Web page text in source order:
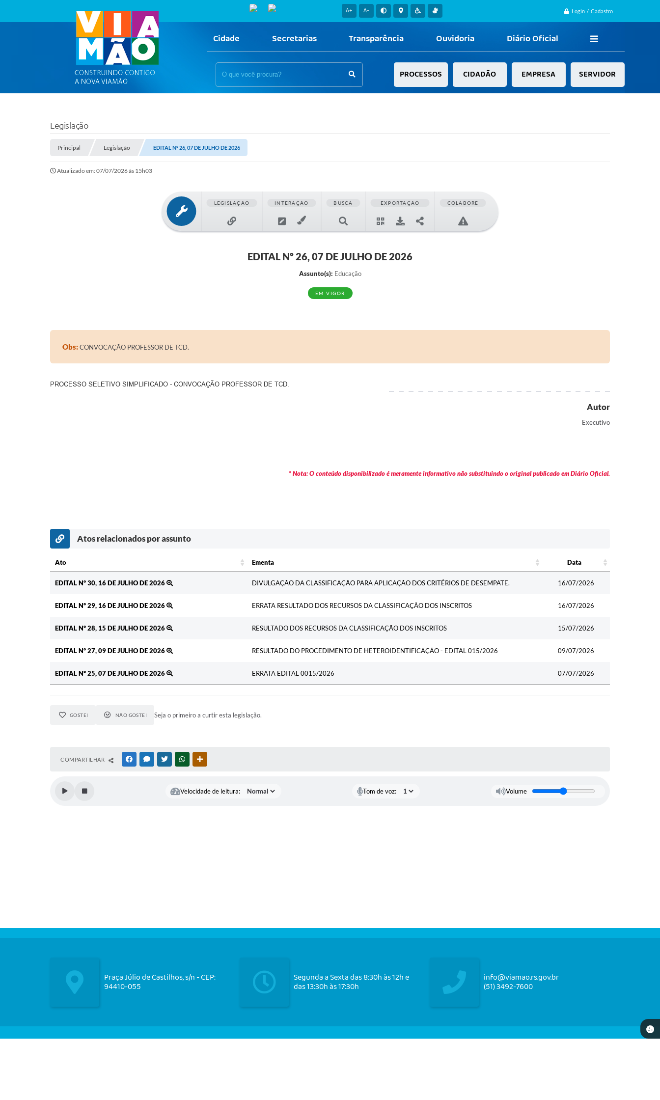
Login / Cadastro
A+ A-
Cidade Secretarias Transparência Ouvidoria Diário Oficial
PROCESSOS CIDADÃO EMPRESA SERVIDOR
Legislação
Principal Legislação EDITAL Nº 26, 07 DE JULHO DE 2026
Atualizado em: 07/07/2026 às 15h03
LEGISLAÇÃO INTERAÇÃO BUSCA EXPORTAÇÃO COLABORE
EDITAL Nº 26, 07 DE JULHO DE 2026
Assunto(s): Educação
EM VIGOR
Obs:CONVOCAÇÃO PROFESSOR DE TCD.
PROCESSO SELETIVO SIMPLIFICADO - CONVOCAÇÃO PROFESSOR DE TCD.
Autor
Executivo
* Nota: O conteúdo disponibilizado é meramente informativo não substituindo o original publicado em Diário Oficial.
Atos relacionados por assunto
Ato Ementa
Data
EDITAL Nº 30, 16 DE JULHO DE 2026
DIVULGAÇÃO DA CLASSIFICAÇÃO PARA APLICAÇÃO DOS CRITÉRIOS DE DESEMPATE. 16/07/2026
EDITAL Nº 29, 16 DE JULHO DE 2026 ERRATA RESULTADO DOS RECURSOS DA CLASSIFICAÇÃO DOS INSCRITOS 16/07/2026
EDITAL Nº 28, 15 DE JULHO DE 2026 RESULTADO DOS RECURSOS DA CLASSIFICAÇÃO DOS INSCRITOS 15/07/2026
EDITAL Nº 27, 09 DE JULHO DE 2026 RESULTADO DO PROCEDIMENTO DE HETEROIDENTIFICAÇÃO - EDITAL 015/2026 09/07/2026
EDITAL Nº 25, 07 DE JULHO DE 2026 ERRATA EDITAL 0015/2026 07/07/2026
GOSTEI NÃO GOSTEI Seja o primeiro a curtir esta legislação.
COMPARTILHAR FACEBOOKMESSENGER
TWITTERWHATSAPP
Velocidade de leitura: Tom de voz: Volume
Praça Júlio de Castilhos, s/n - CEP:
94410-055
Segunda a Sexta das 8:30h às 12h e
das 13:30h às 17:30h
info@viamao.rs.gov.br
(51) 3492-7600